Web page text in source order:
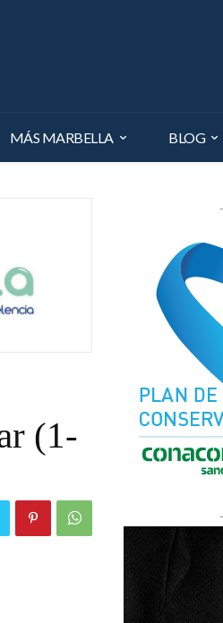
MÁS MARBELLA BLOG
(1-